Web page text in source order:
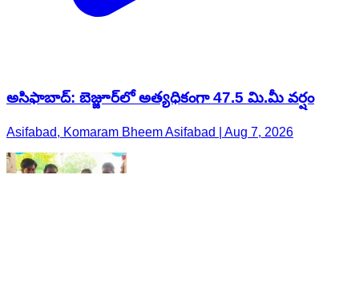
అసిఫాబాద్: బెజ్జూర్‌లో అత్యధికంగా 47.5 మి.మీ వర్షం
Asifabad, Komaram Bheem Asifabad | Aug 7, 2026